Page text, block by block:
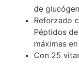
de
Reforzado
Péptidos
máximas
Con 25